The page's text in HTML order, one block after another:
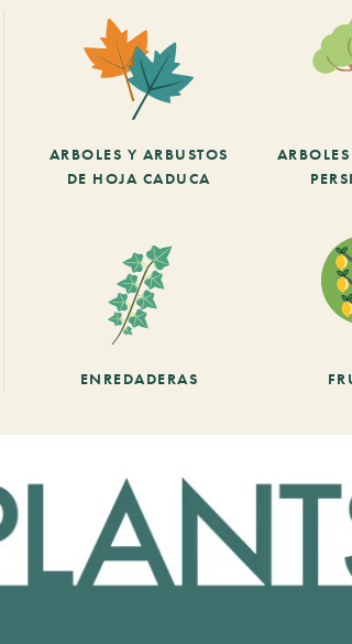
ARBOLES Y ARBUSTOS
DE HOJA CADUCA
ENREDADERAS